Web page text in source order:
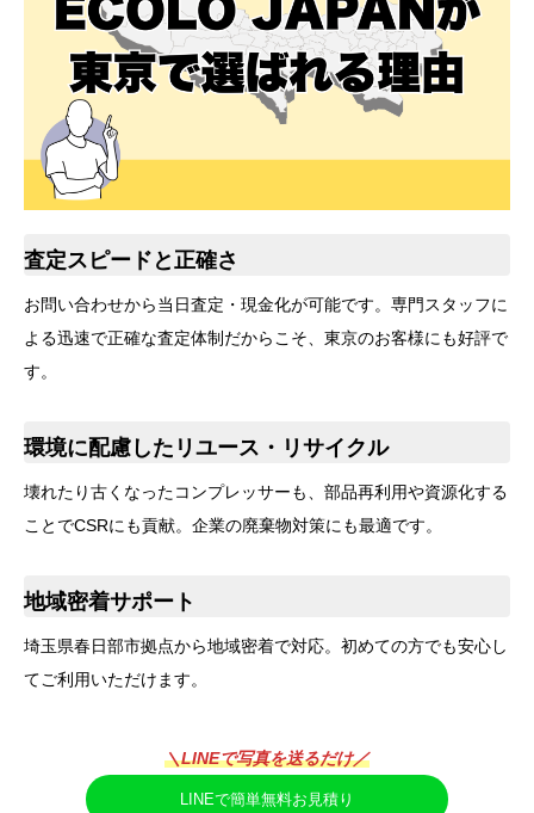
査定スピードと正確さ
お問い合わせから当日査定・現金化が可能です。専門スタッフに
よる迅速で正確な査定体制だからこそ、東京のお客様にも好評で
す。
環境に配慮したリユース・リサイクル
壊れたり古くなったコンプレッサーも、部品再利用や資源化する
ことでCSRにも貢献。企業の廃棄物対策にも最適です。
地域密着サポート
埼玉県春日部市拠点から地域密着で対応。初めての方でも安心し
てご利用いただけます。
＼LINEで写真を送るだけ／
LINEで簡単無料お見積り